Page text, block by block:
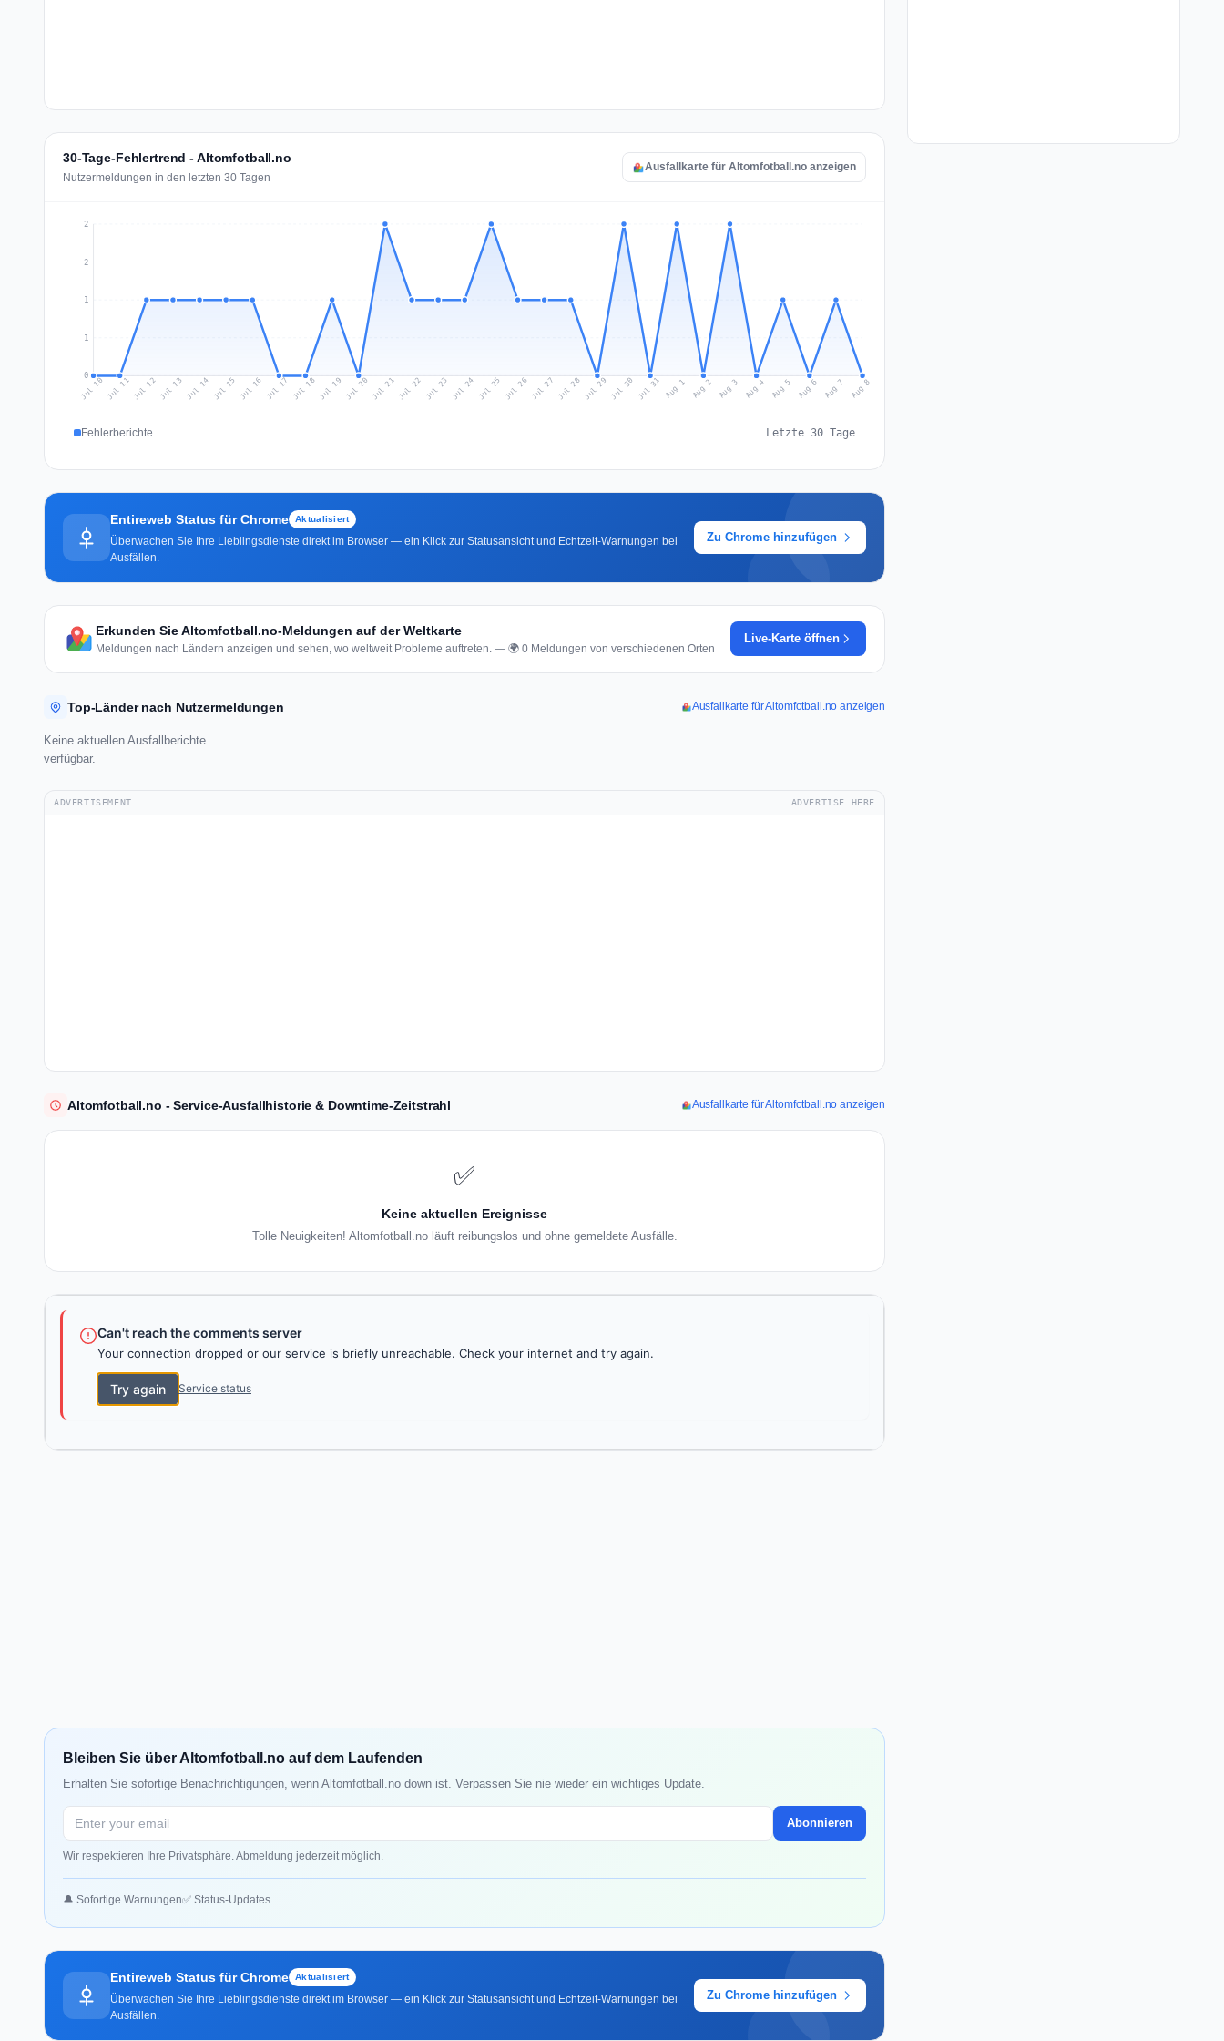
30-Tage-Fehlertrend - Altomfotball.no
Nutzermeldungen in den letzten 30 Tagen
Ausfallkarte für Altomfotball.no anzeigen
0
1
1
2
2
Jul 10 Jul 11Jul 12Jul 13 Jul 14 Jul 15 Jul 16 Jul 17 Jul 18Jul 19 Jul 20 Jul 21Jul 22 Jul 23 Jul 24 Jul 25 Jul 26Jul 27 Jul 28Jul 29 Jul 30 Jul 31 Aug 1 Aug 2 Aug 3 Aug 4 Aug 5 Aug 6 Aug 7 Aug 8
Fehlerberichte Letzte 30 Tage
Entireweb Status für Chrome Aktualisiert
Überwachen Sie Ihre Lieblingsdienste direkt im Browser — ein Klick zur Statusansicht und Echtzeit-Warnungen bei
Ausfällen.
Zu Chrome hinzufügen
Erkunden Sie Altomfotball.no-Meldungen auf der Weltkarte
Meldungen nach Ländern anzeigen und sehen, wo weltweit Probleme auftreten. — 🌍 0 Meldungen von verschiedenen Orten
Live-Karte öffnen
Top-Länder nach Nutzermeldungen Ausfallkarte für Altomfotball.no anzeigen
Keine aktuellen Ausfallberichte
verfügbar.
ADVERTISEMENT ADVERTISE HERE
Altomfotball.no - Service-Ausfallhistorie & Downtime-Zeitstrahl Ausfallkarte für Altomfotball.no anzeigen
✅
Keine aktuellen Ereignisse
Tolle Neuigkeiten! Altomfotball.no läuft reibungslos und ohne gemeldete Ausfälle.
Can't reach the comments server
Your connection dropped or our service is briefly unreachable. Check your internet and try again.
Try again Service status
Bleiben Sie über Altomfotball.no auf dem Laufenden
Erhalten Sie sofortige Benachrichtigungen, wenn Altomfotball.no down ist. Verpassen Sie nie wieder ein wichtiges Update.
Abonnieren
Wir respektieren Ihre Privatsphäre. Abmeldung jederzeit möglich.
🔔 Sofortige Warnungen✅ Status-Updates
Entireweb Status für Chrome Aktualisiert
Überwachen Sie Ihre Lieblingsdienste direkt im Browser — ein Klick zur Statusansicht und Echtzeit-Warnungen bei
Ausfällen.
Zu Chrome hinzufügen